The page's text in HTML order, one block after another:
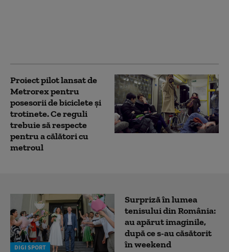
Proiect pilot lansat de
Metrorex pentru
posesorii de biciclete şi
trotinete. Ce reguli
trebuie să respecte
pentru a călători cu
metroul
DIGI SPORT
Surpriză în lumea
tenisului din România:
au apărut imaginile,
după ce s-au căsătorit
în weekend